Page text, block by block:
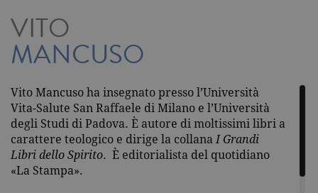
VITO
MANCUSO
Vito Mancuso ha insegnato presso l’Università
Vita-Salute San Raffaele di Milano e l’Università
degli Studi di Padova. È autore di moltissimi libri a
carattere teologico e dirige la collanaI Grandi
Libri dello Spirito. È editorialista del quotidiano
«La Stampa».